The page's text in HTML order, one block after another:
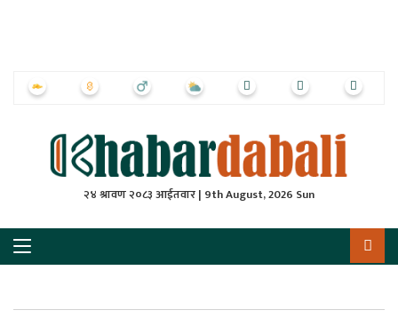
२४ श्रावण २०८३ आईतवार | 9th August, 2026 Sun